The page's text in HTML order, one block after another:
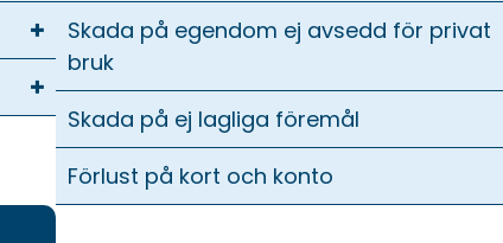
Skada på egendom ej avsedd för privat
bruk
Skada på ej lagliga föremål
Förlust på kort och konto